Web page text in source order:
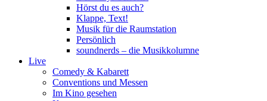
Hörst du es auch?
Klappe, Text!
Musik für die Raumstation
Persönlich
soundnerds – die Musikkolumne
Live
Comedy & Kabarett
Conventions und Messen
Im Kino gesehen